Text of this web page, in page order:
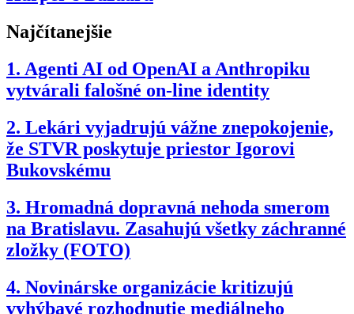
Najčítanejšie
1. Agenti AI od OpenAI a Anthropiku
vytvárali falošné on-line identity
2. Lekári vyjadrujú vážne znepokojenie,
že STVR poskytuje priestor Igorovi
Bukovskému
3. Hromadná dopravná nehoda smerom
na Bratislavu. Zasahujú všetky záchranné
zložky (FOTO)
4. Novinárske organizácie kritizujú
vyhýbavé rozhodnutie mediálneho